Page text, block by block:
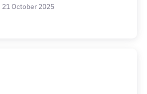
21 October 2025